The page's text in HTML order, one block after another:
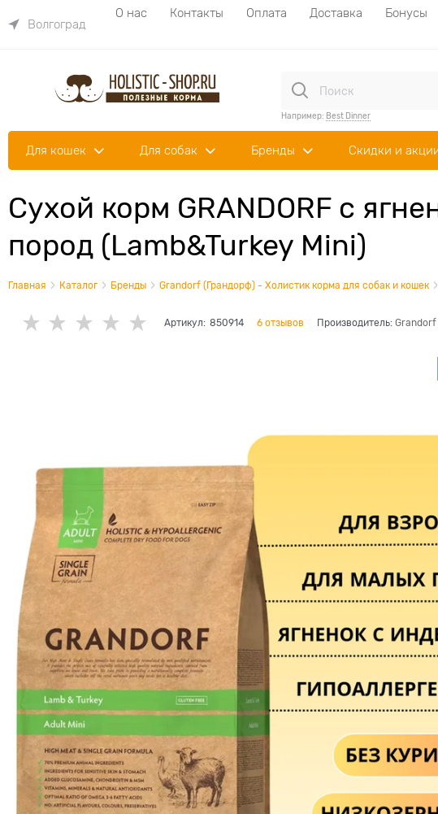
Волгоград
О нас Контакты Оплата Доставка Бонусы
Например: Best Dinner
Для кошек Для собак Бренды Скидки и
Сухой корм GRANDORF с
пород (Lamb&Turkey Mini)
Главная Каталог Бренды Grandorf (Грандорф) - Холистик корма для собак и кошек
Артикул: 850914 6 отзывов Производитель: Grandorf